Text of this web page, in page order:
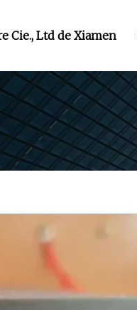
Cie., Ltd de Xiamen